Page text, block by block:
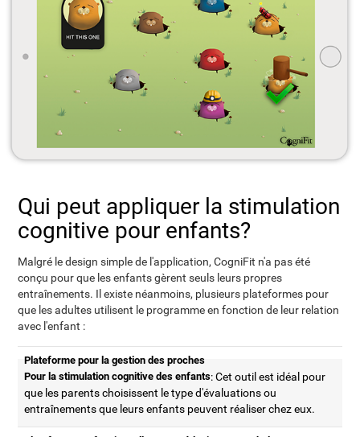
Qui peut appliquer la stimulation
cognitive pour enfants?
Malgré le design simple de l'application, CogniFit n'a pas été
conçu pour que les enfants gèrent seuls leurs propres
entraînements. Il existe néanmoins, plusieurs plateformes pour
que les adultes utilisent le programme en fonction de leur relation
avec l'enfant :
Plateforme pour la gestion des proches
Pour la stimulation cognitive des enfants: Cet outil est idéal pour
que les parents choisissent le type d'évaluations ou
entraînements que leurs enfants peuvent réaliser chez eux.